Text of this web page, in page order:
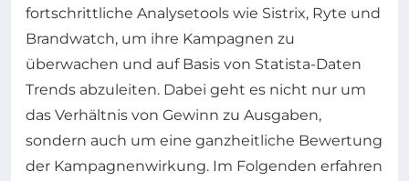
fortschrittliche Analysetools wie Sistrix, Ryte und
Brandwatch, um ihre Kampagnen zu
überwachen und auf Basis von Statista-Daten
Trends abzuleiten. Dabei geht es nicht nur um
das Verhältnis von Gewinn zu Ausgaben,
sondern auch um eine ganzheitliche Bewertung
der Kampagnenwirkung. Im Folgenden erfahren